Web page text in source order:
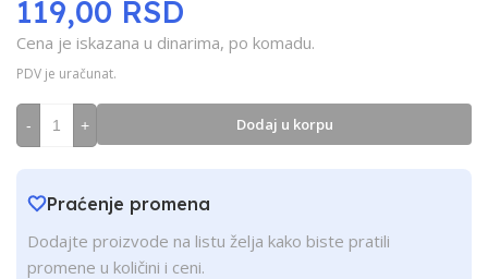
Cena je iskazana u dinarima, po komadu.
PDV je uračunat.
119,00 RSD
- + Dodaj u korpu
Praćenje promena
Dodajte proizvode na listu želja kako biste pratili
promene u količini i ceni.